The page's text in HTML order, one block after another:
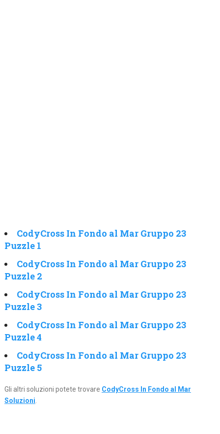
CodyCross In Fondo al Mar Gruppo 23
Puzzle 1
CodyCross In Fondo al Mar Gruppo 23
Puzzle 2
CodyCross In Fondo al Mar Gruppo 23
Puzzle 3
CodyCross In Fondo al Mar Gruppo 23
Puzzle 4
CodyCross In Fondo al Mar Gruppo 23
Puzzle 5
Gli altri soluzioni potete trovare CodyCross In Fondo al Mar
Soluzioni.